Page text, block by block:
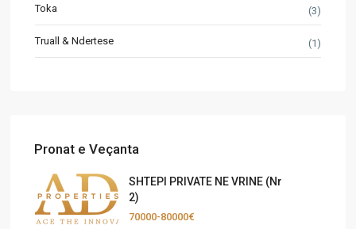
Toka (3)
Truall & Ndertese (1)
Pronat e Veçanta
SHTEPI PRIVATE NE VRINE (Nr
2)
70000-80000€